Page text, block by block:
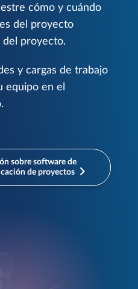
cómo y cuándo
del proyecto
del proyecto.
y cargas de trabajo
equipo en el
sobre software de
de proyectos